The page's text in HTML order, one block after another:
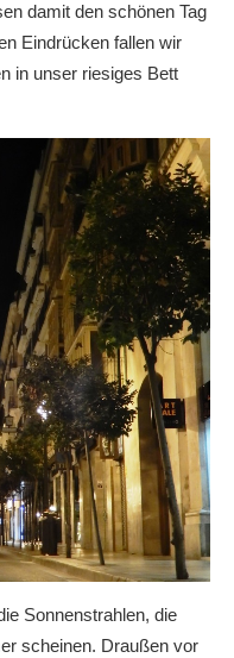
damit den schönen Tag
Eindrücken fallen wir
in unser riesiges Bett
Sonnenstrahlen, die
scheinen. Draußen vor